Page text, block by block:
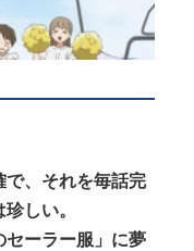
で、それを毎話完
しい。
セーラー服」に夢